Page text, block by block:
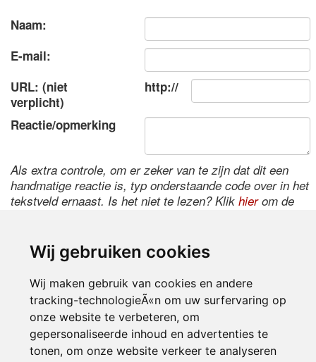
Wij gebruiken cookies
Wij maken gebruik van cookies en andere
tracking-technologieÃ«n om uw surfervaring op
onze website te verbeteren, om
gepersonaliseerde inhoud en advertenties te
tonen, om onze website verkeer te analyseren
Naam:
E-mail:
URL: (niet
verplicht)
http://
Reactie/opmerking
Als extra controle, om er zeker van te zijn dat dit een
handmatige reactie is, typ onderstaande code over in het
tekstveld ernaast. Is het niet te lezen? Klik hierom de